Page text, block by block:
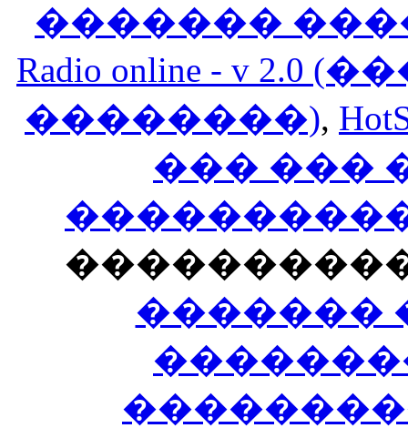
�������
Radio online - v
��������),
��� ���
�������